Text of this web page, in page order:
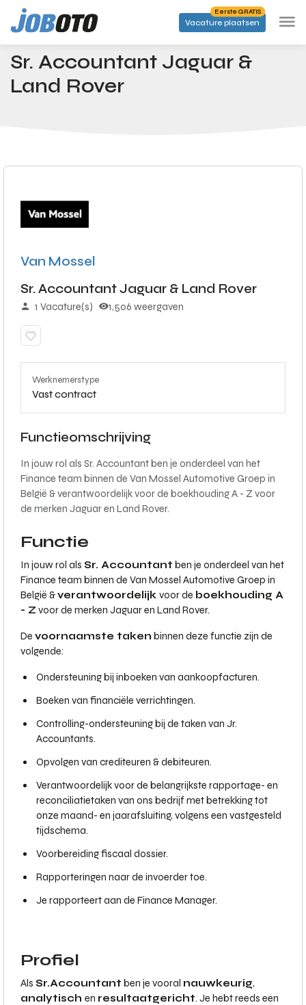
Skip to main content
Vacature plaatsen
Eerste GRATIS
Startpagina Banen Sr. Accountant Jaguar & Land Rover
Sr. Accountant Jaguar &
Land Rover
Van Mossel
Sr. Accountant Jaguar & Land Rover
1 Vacature(s) 1,506 weergaven
Werknemerstype
Vast contract
Functieomschrijving
In jouw rol als Sr. Accountant ben je onderdeel van het
Finance team binnen de Van Mossel Automotive Groep in
België & verantwoordelijk voor de boekhouding A - Z voor
de merken Jaguar en Land Rover.
Functie
In jouw rol als Sr. Accountant ben je onderdeel van het
Finance team binnen de Van Mossel Automotive Groep in
België &verantwoordelijk voor de boekhouding A
- Z voor de merken Jaguar en Land Rover.
De voornaamste taken binnen deze functie zijn de
volgende:
Ondersteuning bij inboeken van aankoopfacturen.
Boeken van financiële verrichtingen.
Controlling-ondersteuning bij de taken van Jr.
Accountants.
Opvolgen van crediteuren & debiteuren.
Verantwoordelijk voor de belangrijkste rapportage- en
reconciliatietaken van ons bedrijf met betrekking tot
onze maand- en jaarafsluiting, volgens een vastgesteld
tijdschema.
Voorbereiding fiscaal dossier.
Rapporteringen naar de invoerder toe.
Je rapporteert aan de Finance Manager.
Profiel
Als Sr.Accountant ben je vooral nauwkeurig,
analytisch en resultaatgericht. Je hebt reeds een